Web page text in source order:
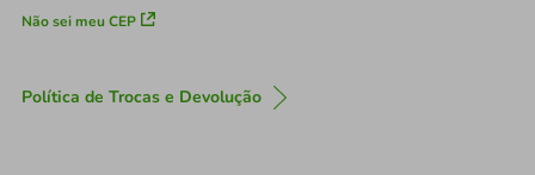
Não sei meu CEP
Política de Trocas e Devolução